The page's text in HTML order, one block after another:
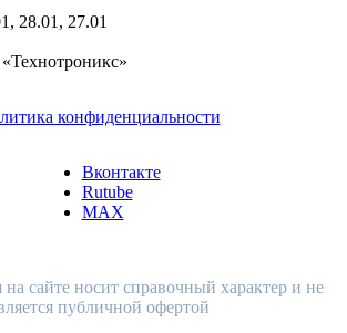
28.01, 27.01
конфиденциальности
Вконтакте
Rutube
MAX
сайте носит справочный характер и не
публичной офертой